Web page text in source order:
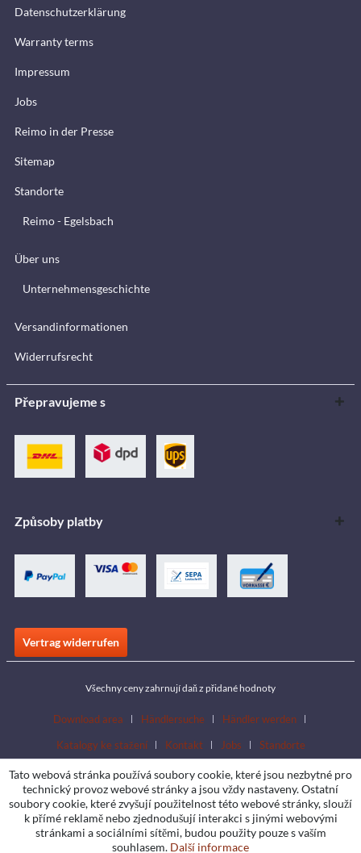
Datenschutzerklärung
Warranty terms
Impressum
Jobs
Reimo in der Presse
Sitemap
Standorte
Reimo - Egelsbach
Über uns
Unternehmensgeschichte
Versandinformationen
Widerrufsrecht
Přepravujeme s
Způsoby platby
Vertrag widerrufen
Všechny ceny zahrnují daň z přidané hodnoty
Download area Händlersuche
Händler werden
Katalogy ke stažení
Kontakt Jobs Standorte
Tato webová stránka používá soubory cookie, které jsou nezbytné pro
technický provoz webové stránky a jsou vždy nastaveny. Ostatní
soubory cookie, které zvyšují použitelnost této webové stránky, slouží
k přímé reklamě nebo zjednodušují interakci s jinými webovými
stránkami a sociálními sítěmi, budou použity pouze s vaším
souhlasem. Další informace